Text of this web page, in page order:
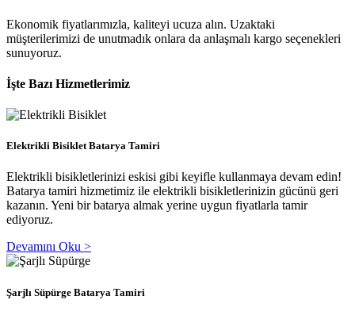
Ekonomik fiyatlarımızla, kaliteyi ucuza alın. Uzaktaki
müşterilerimizi de unutmadık onlara da anlaşmalı kargo seçenekleri
sunuyoruz.
İşte Bazı Hizmetlerimiz
Elektrikli Bisiklet Batarya Tamiri
Elektrikli bisikletlerinizi eskisi gibi keyifle kullanmaya devam edin!
Batarya tamiri hizmetimiz ile elektrikli bisikletlerinizin gücünü geri
kazanın. Yeni bir batarya almak yerine uygun fiyatlarla tamir
ediyoruz.
Devamını Oku >
Şarjlı Süpürge Batarya Tamiri